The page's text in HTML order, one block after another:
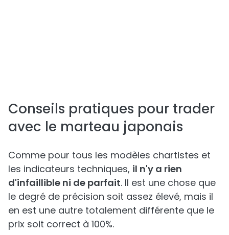
Conseils pratiques pour trader
Comme pour tous les modèles chartistes et
les indicateurs techniques,il n'y a rien
d'infaillible ni de parfait. Il est une chose que
le degré de précision soit assez élevé, mais il
en est une autre totalement différente que le